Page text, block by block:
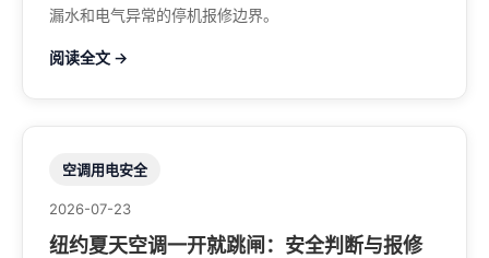
漏水和电气异常的停机报修边界。
阅读全文 →
空调用电安全
2026-07-23
纽约夏天空调一开就跳闸：安全判断与报修